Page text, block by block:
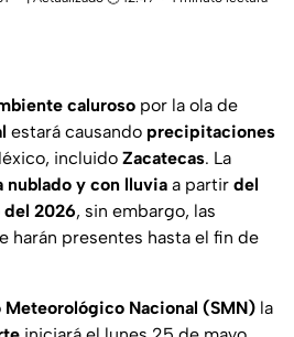
caluroso por la ola de
estará causando precipitaciones
incluido Zacatecas. La
nublado y con lluvia a partir del
del 2026, sin embargo, las
harán presentes hasta el fin de
Nacional (SMN) la